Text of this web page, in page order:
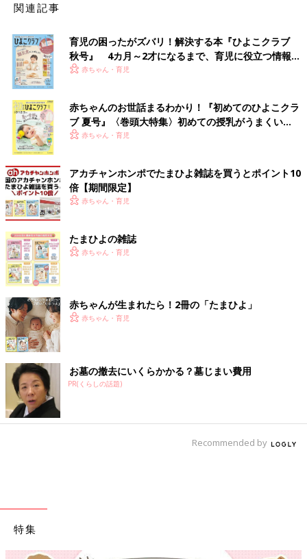
関連記事
育児の困ったがズバリ！解決する本『ひよこクラブ
秋号』 4カ月～2才になるまで、育児に役立つ情報が
いっぱい！
赤ちゃん・育児
赤ちゃんのお世話まるわかり！『初めてのひよこクラ
ブ 夏号』〈巻頭大特集〉初めての授乳がうまくい
く！ おっぱい・ミルクの基本と夏のトラブル 解決テ
赤ちゃん・育児
アカチャンホンポでたまひよ雑誌を買うとポイント10
倍【期間限定】
赤ちゃん・育児
たまひよの雑誌
赤ちゃん・育児
赤ちゃんが生まれたら！2冊の「たまひよ」
赤ちゃん・育児
お墓の撤去にいくらかかる？墓じまい費用
PR(くらしの話題)
Recommended by
特集